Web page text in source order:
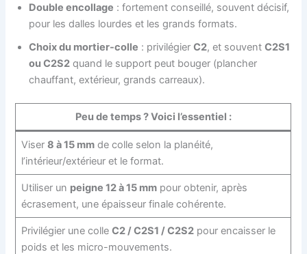
Double encollage : fortement conseillé, souvent décisif,
pour les dalles lourdes et les grands formats.
Choix du mortier-colle : privilégierC2, et souventC2S1
ou C2S2 quand le support peut bouger (plancher
chauffant, extérieur, grands carreaux).
Peu de temps ? Voici l’essentiel :
Viser 8 à 15 mmde colle selon la planéité,
l’intérieur/extérieur et le format.
Utiliser un peigne 12 à 15 mmpour obtenir, après
écrasement, une épaisseur finale cohérente.
Privilégier une colle C2 / C2S1 / C2S2pour encaisser le
poids et les micro-mouvements.